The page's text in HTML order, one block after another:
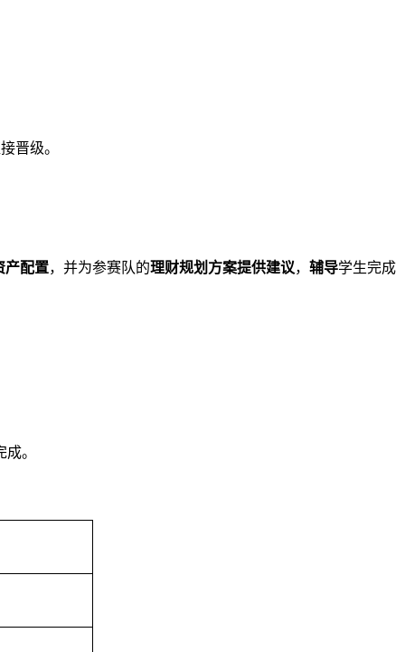
晋级。
产配置，并为参赛队的理财规划方案提供建议， 辅导学生完成
。